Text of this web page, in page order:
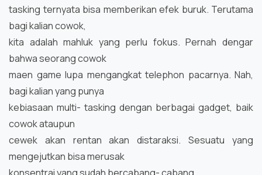
tasking ternyata bisa memberikan efek buruk. Terutama
bagi kalian cowok,
kita adalah mahluk yang perlu fokus. Pernah dengar
bahwa seorang cowok
maen game lupa mengangkat telephon pacarnya. Nah,
bagi kalian yang punya
kebiasaan multi- tasking dengan berbagai gadget, baik
cowok ataupun
cewek akan rentan akan distaraksi. Sesuatu yang
mengejutkan bisa merusak